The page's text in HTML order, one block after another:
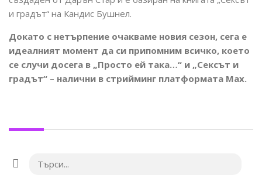
и градът“ на Кандис Бушнел.
Докато с нетърпение очакваме новия сезон, сега е
идеалният момент да си припомним всичко, което
се случи досега в „Просто ей така…“ и „Сексът и
градът“ – налични в стрийминг платформата Max.